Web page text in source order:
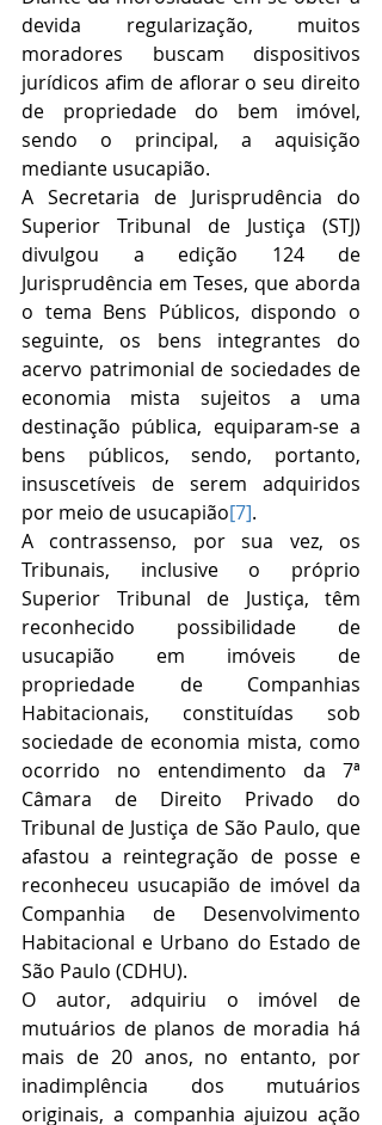
devida regularização, muitos
moradores buscam dispositivos
jurídicos afim de aflorar o seu direito
de propriedade do bem imóvel,
sendo o principal, a aquisição
mediante usucapião.
A Secretaria de Jurisprudência do
Superior Tribunal de Justiça (STJ)
divulgou a edição 124 de
Jurisprudência em Teses, que aborda
o tema Bens Públicos, dispondo o
seguinte, os bens integrantes do
acervo patrimonial de sociedades de
economia mista sujeitos a uma
destinação pública, equiparam-se a
bens públicos, sendo, portanto,
insuscetíveis de serem adquiridos
por meio de usucapião[7].
A contrassenso, por sua vez, os
Tribunais, inclusive o próprio
Superior Tribunal de Justiça, têm
reconhecido possibilidade de
usucapião em imóveis de
propriedade de Companhias
Habitacionais, constituídas sob
sociedade de economia mista, como
ocorrido no entendimento da 7ª
Câmara de Direito Privado do
Tribunal de Justiça de São Paulo, que
afastou a reintegração de posse e
reconheceu usucapião de imóvel da
Companhia de Desenvolvimento
Habitacional e Urbano do Estado de
São Paulo (CDHU).
O autor, adquiriu o imóvel de
mutuários de planos de moradia há
mais de 20 anos, no entanto, por
inadimplência dos mutuários
originais, a companhia ajuizou ação